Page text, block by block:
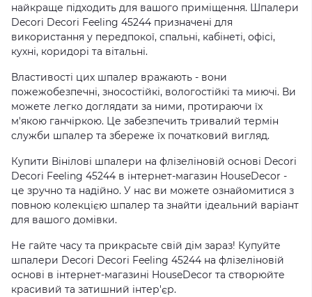
найкраще підходить для вашого приміщення. Шпалери
Decori Decori Feeling 45244 призначені для
використання у передпокої, спальні, кабінеті, офісі,
кухні, коридорі та вітальні.
Властивості цих шпалер вражають - вони
пожежобезпечні, зносостійкі, вологостійкі та миючі. Ви
можете легко доглядати за ними, протираючи їх
м'якою ганчіркою. Це забезпечить тривалий термін
служби шпалер та збереже їх початковий вигляд.
Купити Вінілові шпалери на флізеліновій основі Decori
Decori Feeling 45244 в інтернет-магазин HouseDecor -
це зручно та надійно. У нас ви можете ознайомитися з
повною колекцією шпалер та знайти ідеальний варіант
для вашого домівки.
Не гайте часу та прикрасьте свій дім зараз! Купуйте
шпалери Decori Decori Feeling 45244 на флізеліновій
основі в інтернет-магазині HouseDecor та створюйте
красивий та затишний інтер'єр.